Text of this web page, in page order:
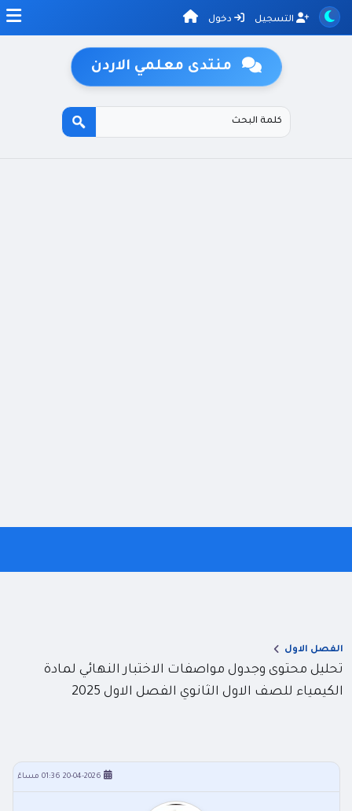
التسجيل دخول
منتدى معلمي الاردن
الفصل الاول
تحليل محتوى وجدول مواصفات الاختبار النهائي لمادة
الكيمياء للصف الاول الثانوي الفصل الاول 2025
20-04-2026 01:36 مساءً